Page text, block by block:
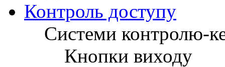
Контроль доступу
Системи контролю-
Кнопки виходу